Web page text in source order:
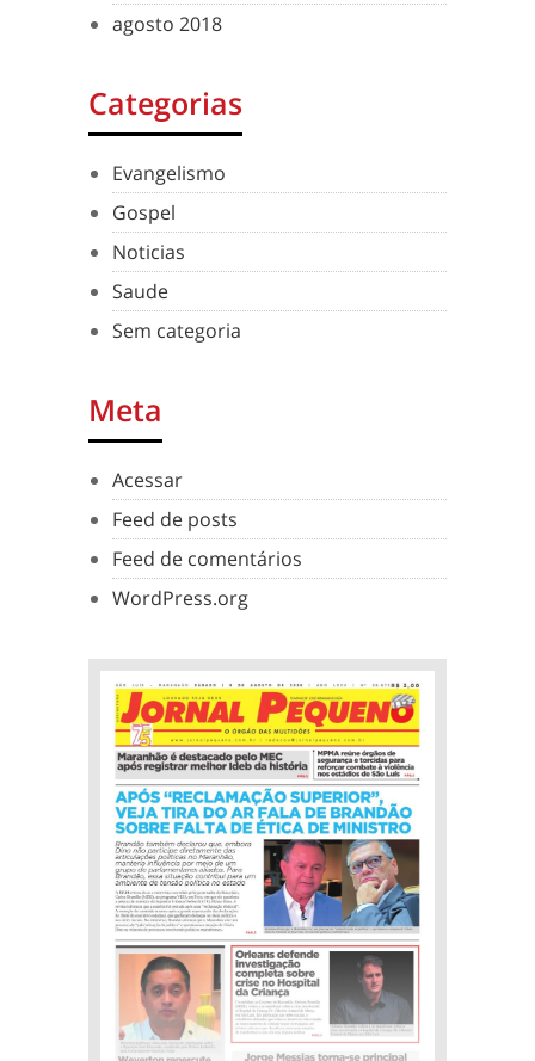
agosto 2018
Categorias
Evangelismo
Gospel
Noticias
Saude
Sem categoria
Meta
Acessar
Feed de posts
Feed de comentários
WordPress.org